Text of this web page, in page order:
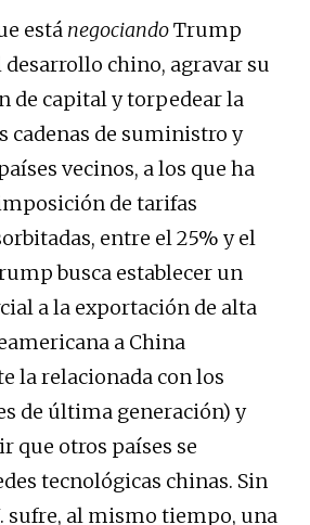
está negociandoTrump
desarrollo chino, agravar su
de capital y torpedear la
cadenas de suministro y
vecinos, a los que ha
de tarifas
entre el 25% y el
busca establecer un
a la exportación de alta
a China
la relacionada con los
de última generación) y
que otros países se
tecnológicas chinas. Sin
sufre, al mismo tiempo, una